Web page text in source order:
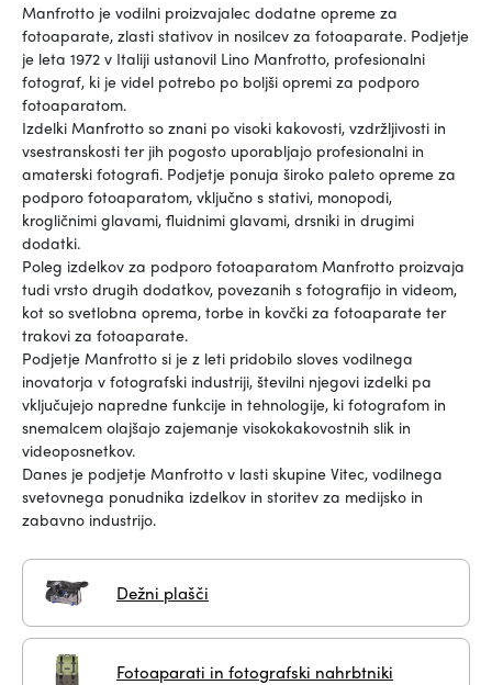
Manfrotto je vodilni proizvajalec dodatne opreme za
fotoaparate, zlasti stativov in nosilcev za fotoaparate. Podjetje
je leta 1972 v Italiji ustanovil Lino Manfrotto, profesionalni
fotograf, ki je videl potrebo po boljši opremi za podporo
fotoaparatom.
Izdelki Manfrotto so znani po visoki kakovosti, vzdržljivosti in
vsestranskosti ter jih pogosto uporabljajo profesionalni in
amaterski fotografi. Podjetje ponuja široko paleto opreme za
podporo fotoaparatom, vključno s stativi, monopodi,
krogličnimi glavami, fluidnimi glavami, drsniki in drugimi
dodatki.
Poleg izdelkov za podporo fotoaparatom Manfrotto proizvaja
tudi vrsto drugih dodatkov, povezanih s fotografijo in videom,
kot so svetlobna oprema, torbe in kovčki za fotoaparate ter
trakovi za fotoaparate.
Podjetje Manfrotto si je z leti pridobilo sloves vodilnega
inovatorja v fotografski industriji, številni njegovi izdelki pa
vključujejo napredne funkcije in tehnologije, ki fotografom in
snemalcem olajšajo zajemanje visokokakovostnih slik in
videoposnetkov.
Danes je podjetje Manfrotto v lasti skupine Vitec, vodilnega
svetovnega ponudnika izdelkov in storitev za medijsko in
zabavno industrijo.
Dežni plašči
Fotoaparati in fotografski nahrbtniki